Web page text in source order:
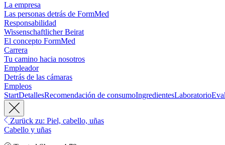
La empresa
Las personas detrás de FormMed
Responsabilidad
Wissenschaftlicher Beirat
El concepto FormMed
Carrera
Tu camino hacia nosotros
Empleador
Detrás de las cámaras
Empleos
StartDetallesRecomendación de consumoIngredientesLaboratorio
Zurück zu: Piel, cabello, uñas
Cabello y uñas